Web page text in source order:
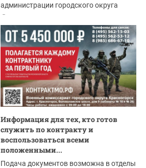
администрации городского округа
Красногорск:
Информация для тех, кто готов
служить по контракту и
воспользоваться всеми
положенными...
Подача документов возможна в отделы